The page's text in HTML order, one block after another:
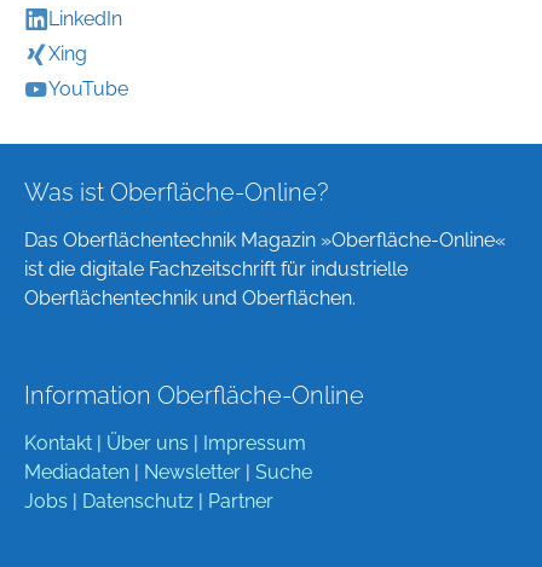
LinkedIn
Xing
YouTube
Was ist Oberfläche-Online?
Das Oberflächentechnik Magazin »Oberfläche-Online«
ist die digitale Fachzeitschrift für industrielle
Oberflächentechnik und Oberflächen.
Information Oberfläche-Online
Kontakt Über uns
Impressum
Mediadaten
Newsletter
Suche
Jobs
Datenschutz Partner